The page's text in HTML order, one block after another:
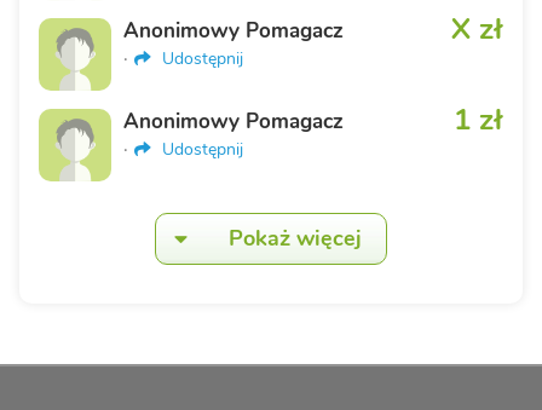
X zł
Anonimowy Pomagacz
· Udostępnij
1 zł
Anonimowy Pomagacz
· Udostępnij
Pokaż więcej